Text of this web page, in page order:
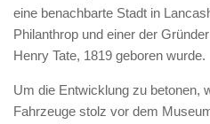
eine benachbarte Stadt in
Philanthrop und einer der
Henry Tate, 1819 geboren wurde.
Um die Entwicklung zu betonen,
Fahrzeuge stolz vor dem